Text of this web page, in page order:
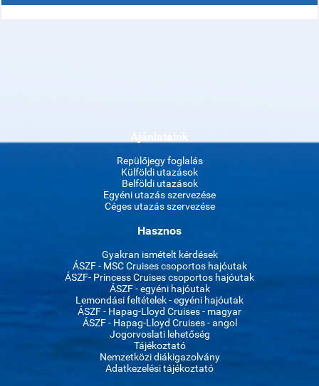
Ajánlataink
Repülőjegy foglalás
Külföldi utazások
Belföldi utazások
Egyéni utazás szervezése
Céges utazás szervezése
Hasznos
Gyakran ismételt kérdések
ÁSZF - MSC Cruises csoportos hajóutak
ÁSZF- Princess Cruises csoportos hajóutak
ÁSZF - egyéni hajóutak
Lemondási feltételek - egyéni hajóutak
ÁSZF - Hapag-Lloyd Cruises - magyar
ÁSZF - Hapag-Lloyd Cruises - angol
Jogorvoslati lehetőség
Tájékoztató
Nemzetközi diákigazolvány
Adatkezelési tájékoztató